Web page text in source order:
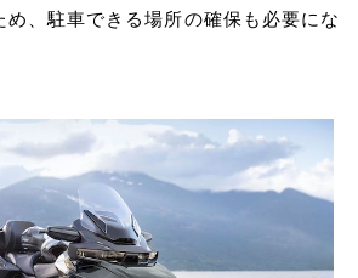
め、駐車できる場所の確保も必要にな